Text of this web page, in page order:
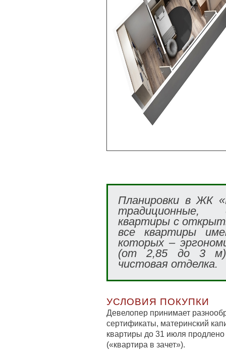
Планировки в ЖК
традиционные,
квартиры с
все квартиры
которых –
(от 2,85 до 3
чистовая отделка.
УСЛОВИЯ ПОКУПКИ
Девелопер принимает
сертификаты, материнский
квартиры до 31 июля
(«квартира в зачет»).